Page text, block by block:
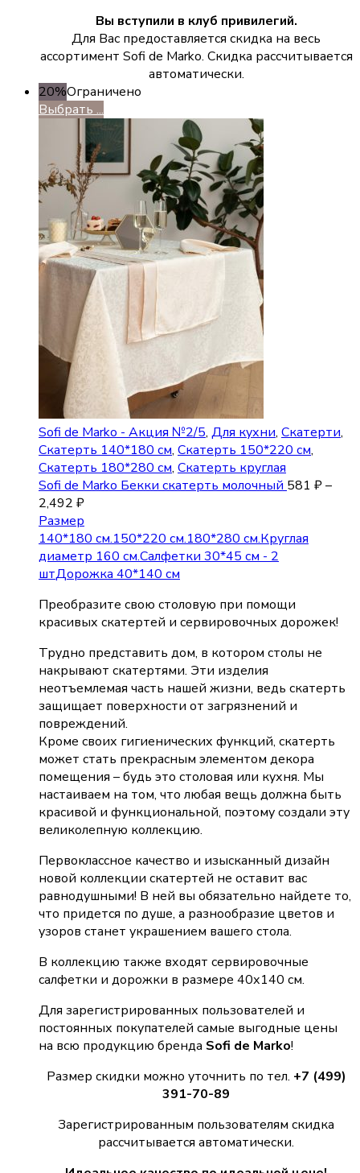
Вы вступили в клуб привилегий.
Для Вас предоставляется скидка на весь
ассортимент Sofi de Marko. Скидка рассчитывается
автоматически.
20%Ограничено
Выбрать ...
Sofi de Marko - Акция №2/5, Для кухни, Скатерти,
Скатерть 140*180 см, Скатерть 150*220 см,
Скатерть 180*280 см, Скатерть круглая
Sofi de Marko Бекки скатерть молочный 581 ₽–
2,492 ₽
Размер
140*180 см.150*220 см.180*280 см.Круглая
диаметр 160 см.Салфетки 30*45 см - 2
штДорожка 40*140 см
Преобразите свою столовую при помощи
красивых скатертей и сервировочных дорожек!
Трудно представить дом, в котором столы не
накрывают скатертями. Эти изделия
неотъемлемая часть нашей жизни, ведь скатерть
защищает поверхности от загрязнений и
повреждений.
Кроме своих гигиенических функций, скатерть
может стать прекрасным элементом декора
помещения – будь это столовая или кухня. Мы
настаиваем на том, что любая вещь должна быть
красивой и функциональной, поэтому создали эту
великолепную коллекцию.
Первоклассное качество и изысканный дизайн
новой коллекции скатертей не оставит вас
равнодушными! В ней вы обязательно найдете то,
что придется по душе, а разнообразие цветов и
узоров станет украшением вашего стола.
В коллекцию также входят сервировочные
салфетки и дорожки в размере 40х140 см.
Для зарегистрированных пользователей и
постоянных покупателей самые выгодные цены
на всю продукцию бренда Sofi de Marko!
Размер скидки можно уточнить по тел. +7 (499)
391-70-89
Зарегистрированным пользователям скидка
рассчитывается автоматически.